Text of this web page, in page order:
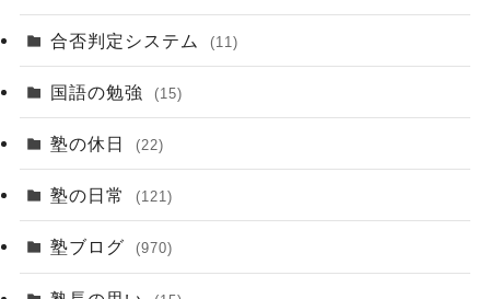
合否判定システム (11)
国語の勉強 (15)
塾の休日 (22)
塾の日常 (121)
塾ブログ (970)